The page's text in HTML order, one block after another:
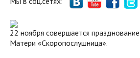
22 ноября совершается
Матери «Скоропослушница».